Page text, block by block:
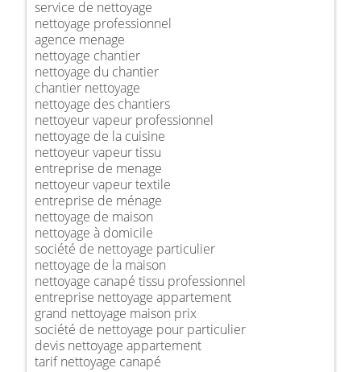
service de nettoyage
nettoyage professionnel
agence menage
nettoyage chantier
nettoyage du chantier
chantier nettoyage
nettoyage des chantiers
nettoyeur vapeur professionnel
nettoyage de la cuisine
nettoyeur vapeur tissu
entreprise de menage
nettoyeur vapeur textile
entreprise de ménage
nettoyage de maison
nettoyage à domicile
société de nettoyage particulier
nettoyage de la maison
nettoyage canapé tissu professionnel
entreprise nettoyage appartement
grand nettoyage maison prix
société de nettoyage pour particulier
devis nettoyage appartement
tarif nettoyage canapé